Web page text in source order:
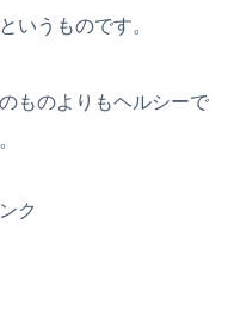
いうものです。
ものよりもヘルシーで
ク